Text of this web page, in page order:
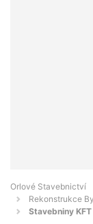
Orlové Stavebnictví
Rekonstrukce
Stavebniny KFT